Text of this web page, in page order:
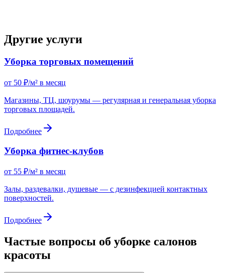
Другие услуги
Уборка торговых помещений
от 50 ₽/м² в месяц
Магазины, ТЦ, шоурумы — регулярная и генеральная уборка
торговых площадей.
Подробнее
Уборка фитнес-клубов
от 55 ₽/м² в месяц
Залы, раздевалки, душевые — с дезинфекцией контактных
поверхностей.
Подробнее
Частые вопросы об уборке салонов
красоты